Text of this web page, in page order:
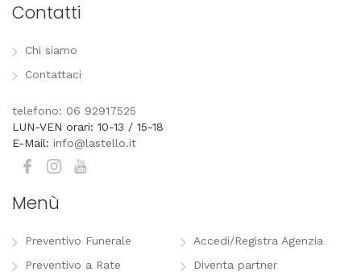
Contatti
Chi siamo
Contattaci
telefono: 06 92917525
LUN-VEN orari: 10-13 / 15-18
E-Mail: info@lastello.it
Menù
Preventivo Funerale
Preventivo a Rate
Accedi/Registra Agenzia
Diventa partner